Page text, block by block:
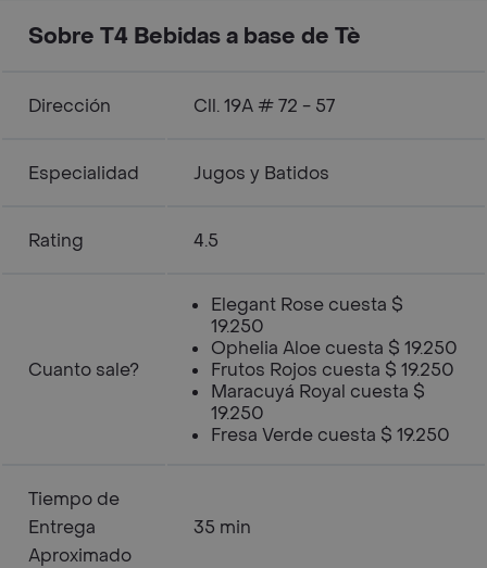
Sobre T4 Bebidas a base de Tè
Dirección Cll. 19A # 72 - 57
Especialidad Jugos y Batidos
Rating 4.5
Cuanto sale?
Elegant Rose cuesta $
19.250
Ophelia Aloe cuesta $ 19.250
Frutos Rojos cuesta $ 19.250
Maracuyá Royal cuesta $
19.250
Fresa Verde cuesta $ 19.250
Tiempo de
Entrega
Aproximado
35 min